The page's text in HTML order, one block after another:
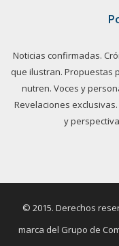
Noticias confirmadas.
que ilustran. Propuestas
nutren. Voces y
Revelaciones
y
© 2015. Derechos
marca del Grupo de